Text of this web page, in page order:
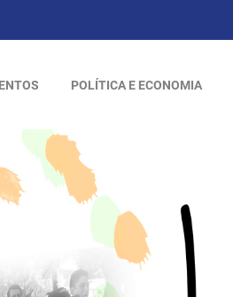
POLÍTICA E ECONOMIA